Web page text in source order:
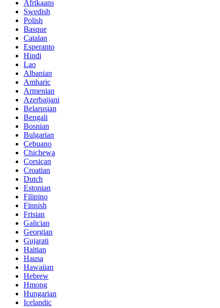
Afrikaans
Swedish
Polish
Basque
Catalan
Esperanto
Hindi
Lao
Albanian
Amharic
Armenian
Azerbaijani
Belarusian
Bengali
Bosnian
Bulgarian
Cebuano
Chichewa
Corsican
Croatian
Dutch
Estonian
Filipino
Finnish
Frisian
Galician
Georgian
Gujarati
Haitian
Hausa
Hawaiian
Hebrew
Hmong
Hungarian
Icelandic